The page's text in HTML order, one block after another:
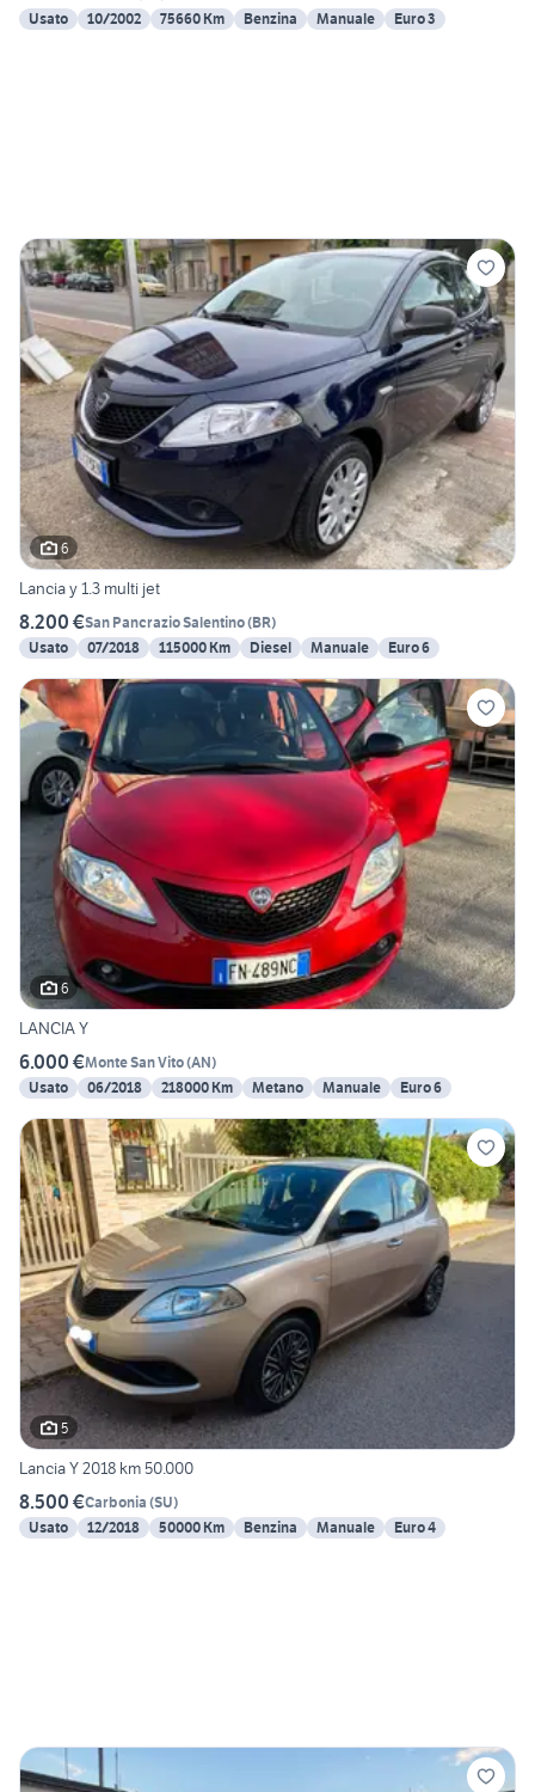
Usato
10/2002 75660 Km Benzina Manuale Euro 3
6
Lancia y 1.3 multi jet
8.200 €San Pancrazio Salentino(BR)
Usato
07/2018 115000 Km Diesel Manuale Euro 6
6
LANCIA Y
6.000 €Monte San Vito(AN)
Usato
06/2018 218000 Km Metano Manuale Euro 6
5
Lancia Y 2018 km 50.000
8.500 €Carbonia (SU)
Usato
12/2018 50000 Km Benzina Manuale Euro 4